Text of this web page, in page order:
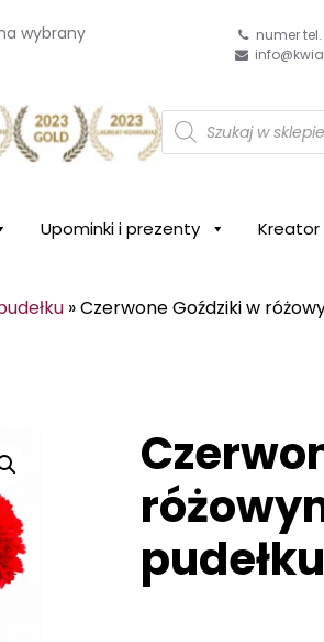
wybrany
numer tel.
W
s
i
w
a
t
ó
w
Upominki i prezenty
»Czerwone Goździki w
pudełku